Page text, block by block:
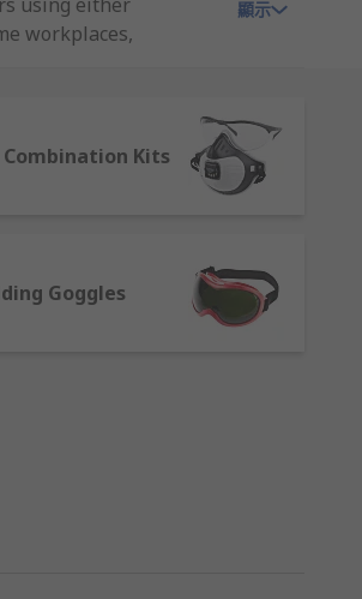
workplaces,
workshop
face protection to
顯示
Combination Kits
Goggles